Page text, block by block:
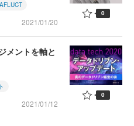
2021/01/20
0
メントを軸と
2021/01/12
0